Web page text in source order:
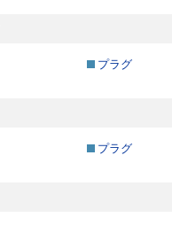
プラグ
プラグ